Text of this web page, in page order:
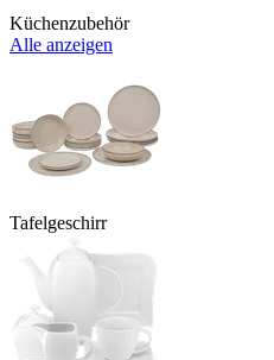
Küchenzubehör
Alle anzeigen
Tafelgeschirr